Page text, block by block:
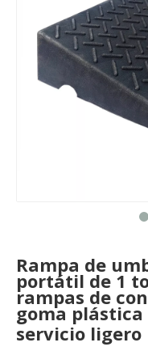
Rampa de
portátil de 1
rampas de
goma
servicio ligero